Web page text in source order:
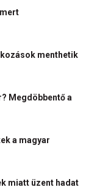
menthetik
Megdöbbentő a
a magyar
miatt üzent hadat